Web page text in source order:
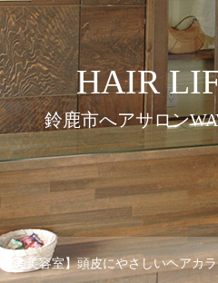
HAIR
鈴鹿市へアサロン
の美容室】頭皮にやさしいヘアカ